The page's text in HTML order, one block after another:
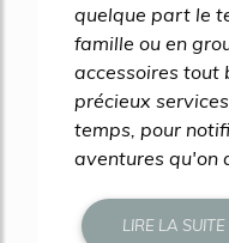
quelque part le
famille ou en
accessoires tout
précieux
temps, pour
aventures qu'on
LIRE LA SUITE